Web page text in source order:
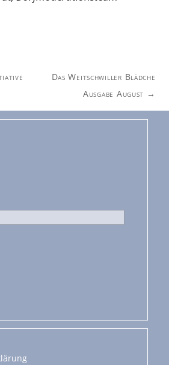
Das Weitschwiller Blädche
Ausgabe August →